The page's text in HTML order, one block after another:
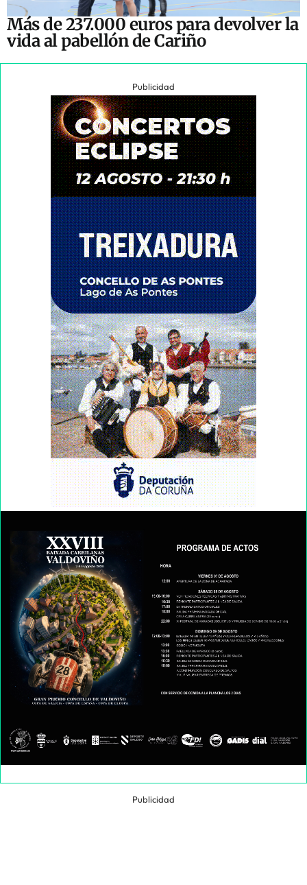
Más de 237.000 euros para devolver la
vida al pabellón de Cariño
Publicidad
Publicidad